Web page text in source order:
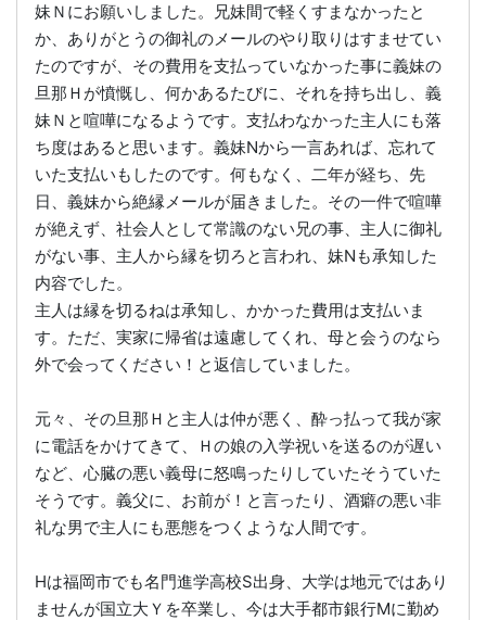
妹Ｎにお願いしました。兄妹間で軽くすまなかったと
か、ありがとうの御礼のメールのやり取りはすませてい
たのですが、その費用を支払っていなかった事に義妹の
旦那Ｈが憤慨し、何かあるたびに、それを持ち出し、義
妹Ｎと喧嘩になるようです。支払わなかった主人にも落
ち度はあると思います。義妹Nから一言あれば、忘れて
いた支払いもしたのです。何もなく、二年が経ち、先
日、義妹から絶縁メールが届きました。その一件で喧嘩
が絶えず、社会人として常識のない兄の事、主人に御礼
がない事、主人から縁を切ろと言われ、妹Nも承知した
内容でした。
主人は縁を切るねは承知し、かかった費用は支払いま
す。ただ、実家に帰省は遠慮してくれ、母と会うのなら
外で会ってください！と返信していました。
元々、その旦那Ｈと主人は仲が悪く、酔っ払って我が家
に電話をかけてきて、Ｈの娘の入学祝いを送るのが遅い
など、心臓の悪い義母に怒鳴ったりしていたそうていた
そうです。義父に、お前が！と言ったり、酒癖の悪い非
礼な男で主人にも悪態をつくような人間です。
Hは福岡市でも名門進学高校S出身、大学は地元ではあり
ませんが国立大Ｙを卒業し、今は大手都市銀行Mに勤め